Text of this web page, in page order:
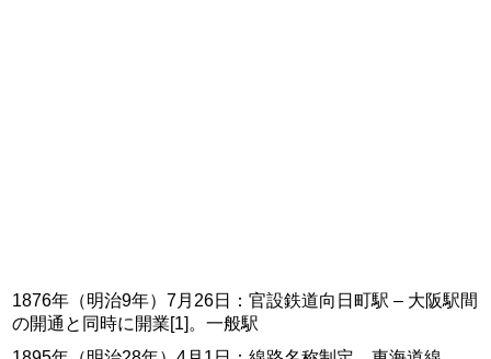
1876年（明治9年）7月26日：官設鉄道向日町駅 – 大阪駅間
の開通と同時に開業[1]。一般駅